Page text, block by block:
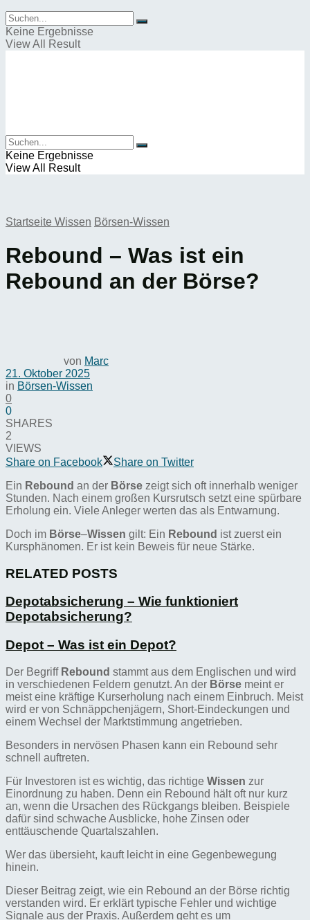
Keine Ergebnisse
View All Result
Keine Ergebnisse
View All Result
Startseite Wissen Börsen-Wissen
Rebound – Was ist ein
Rebound an der Börse?
von Marc
21. Oktober 2025
in Börsen-Wissen
0
0
SHARES
2
VIEWS
Share on Facebook
Share on Twitter
Ein Rebound an der Börse zeigt sich oft innerhalb weniger
Stunden. Nach einem großen Kursrutsch setzt eine spürbare
Erholung ein. Viele Anleger werten das als Entwarnung.
Doch im Börse–Wissen gilt: Ein Rebound ist zuerst ein
Kursphänomen. Er ist kein Beweis für neue Stärke.
RELATED POSTS
Depotabsicherung – Wie funktioniert
Depotabsicherung?
Depot – Was ist ein Depot?
Der Begriff Rebound stammt aus dem Englischen und wird
in verschiedenen Feldern genutzt. An der Börse meint er
meist eine kräftige Kurserholung nach einem Einbruch. Meist
wird er von Schnäppchenjägern, Short-Eindeckungen und
einem Wechsel der Marktstimmung angetrieben.
Besonders in nervösen Phasen kann ein Rebound sehr
schnell auftreten.
Für Investoren ist es wichtig, das richtige Wissen zur
Einordnung zu haben. Denn ein Rebound hält oft nur kurz
an, wenn die Ursachen des Rückgangs bleiben. Beispiele
dafür sind schwache Ausblicke, hohe Zinsen oder
enttäuschende Quartalszahlen.
Wer das übersieht, kauft leicht in eine Gegenbewegung
hinein.
Dieser Beitrag zeigt, wie ein Rebound an der Börse richtig
verstanden wird. Er erklärt typische Fehler und wichtige
Signale aus der Praxis. Außerdem geht es um